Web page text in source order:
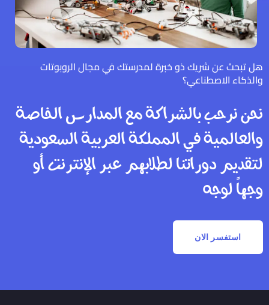
هل تبحث عن شريك ذو خبرة لمدرستك في مجال الروبوتات
والذكاء الاصطناعي؟
نحن نرحب بالشراكة مع المدارس الخاصة
والعالمية في المملكة العربية السعودية
لتقديم دوراتنا لطلابهم عبر الإنترنت أو
وجهاً لوجه
استفسر الان